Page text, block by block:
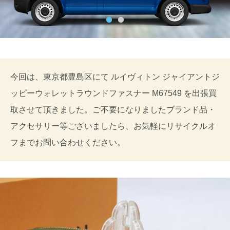
今回は、東京都豊島区にて ルイヴィトン ジャイアントジ
ッピーウォレットラウンドファスナー M67549 を出張買
取させて頂きました。ご不要になりましたブランド品・
アクセサリー等ございましたら、お気軽にリサイクルオ
フまでお問い合わせください。